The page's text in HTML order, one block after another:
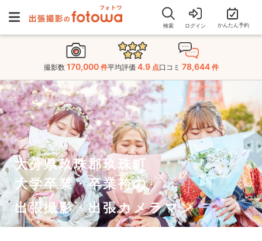
検索 ログイン かんたん予約
撮影数 170,000 件平均評価 4.9 点口コミ 78,644 件
大分県玖珠郡玖珠町
大学卒業・卒業袴の
出張撮影・出張カメラマン